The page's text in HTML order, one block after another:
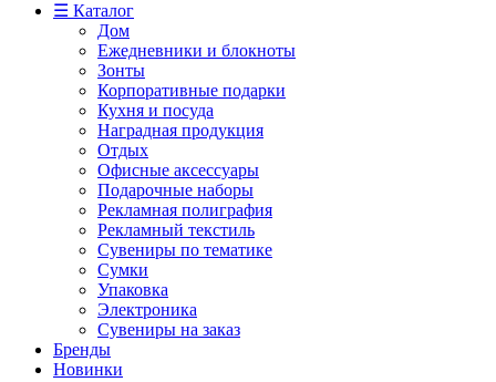
☰ Каталог
Дом
Ежедневники и блокноты
Зонты
Корпоративные подарки
Кухня и посуда
Наградная продукция
Отдых
Офисные аксессуары
Подарочные наборы
Рекламная полиграфия
Рекламный текстиль
Сувениры по тематике
Сумки
Упаковка
Электроника
Сувениры на заказ
Бренды
Новинки